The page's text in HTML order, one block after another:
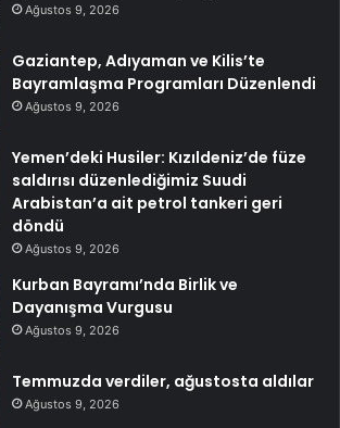
Ağustos 9, 2026
Gaziantep, Adıyaman ve Kilis’te
Bayramlaşma Programları Düzenlendi
Ağustos 9, 2026
Yemen’deki Husiler: Kızıldeniz’de füze
saldırısı düzenlediğimiz Suudi
Arabistan’a ait petrol tankeri geri
döndü
Ağustos 9, 2026
Kurban Bayramı’nda Birlik ve
Dayanışma Vurgusu
Ağustos 9, 2026
Temmuzda verdiler, ağustosta aldılar
Ağustos 9, 2026